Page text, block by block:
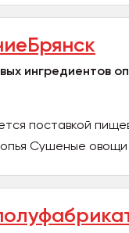
ингредиентов
поставкой
Сушеные